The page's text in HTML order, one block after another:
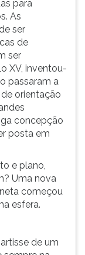
para
As
ser
de
ser
XV, inventou-
passaram a
orientação
concepção
posta em
e plano,
Uma nova
começou
esfera.
de um